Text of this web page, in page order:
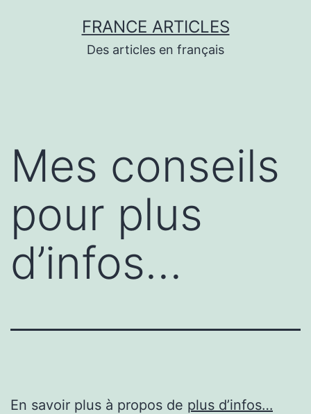
FRANCE ARTICLES
Des articles en français
Mes conseils
pour plus
d’infos…
En savoir plus à propos de plus d’infos…